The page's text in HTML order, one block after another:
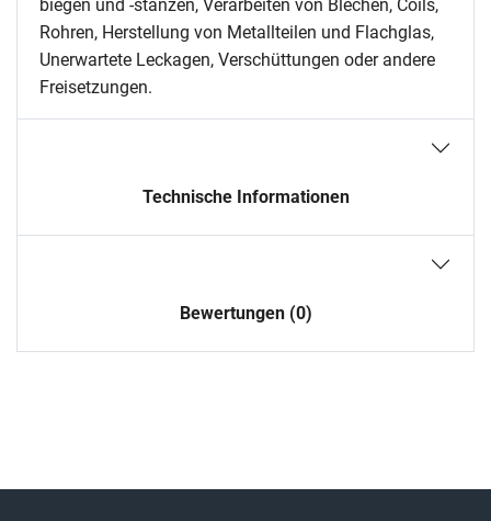
biegen und -stanzen, Verarbeiten von Blechen, Coils,
Rohren, Herstellung von Metallteilen und Flachglas,
Unerwartete Leckagen, Verschüttungen oder andere
Freisetzungen.
Technische Informationen
Bewertungen (0)